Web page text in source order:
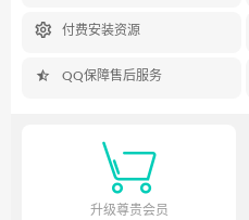
 付费安装资源
 QQ保障售后服务

升级尊贵会员